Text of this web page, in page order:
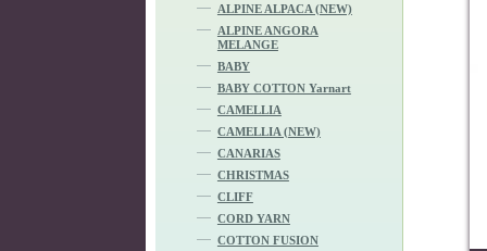
ALPINE ALPACA (NEW)
ALPINE ANGORA
MELANGE
BABY
BABY COTTON Yarnart
CAMELLIA
CAMELLIA (NEW)
CANARIAS
CHRISTMAS
CLIFF
CORD YARN
COTTON FUSION